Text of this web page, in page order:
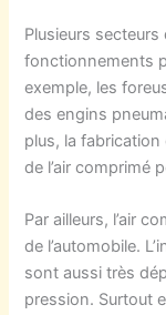
Plusieurs
fonctionnements
exemple, les
des engins
plus, la fabrication
de l’air comprimé
Par ailleurs, l’air
de l’automobile.
sont aussi très
pression. Surtout